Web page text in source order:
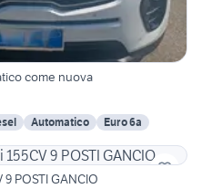
come nuova
Automatico
Euro 6a
9 POSTI GANCIO